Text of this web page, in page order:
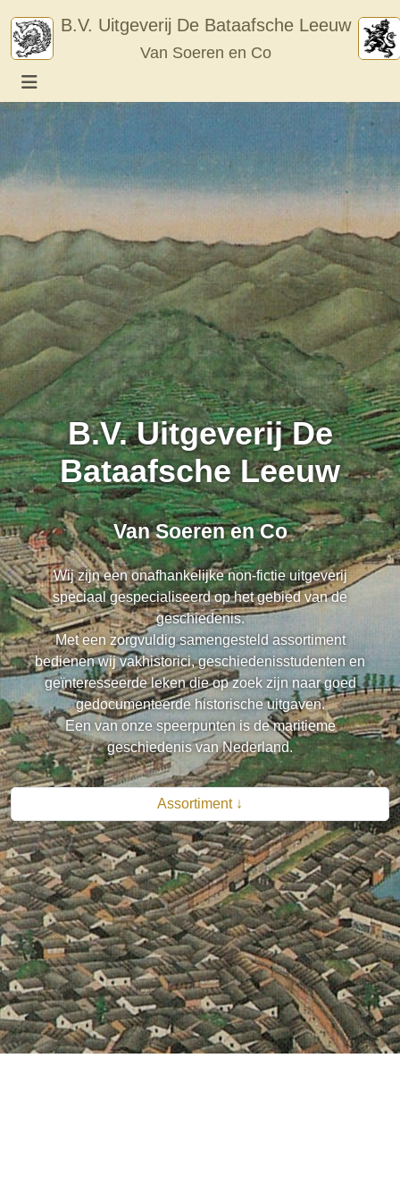
content
B.V. Uitgeverij De Bataafsche Leeuw
Van Soeren en Co
B.V. Uitgeverij De
Bataafsche Leeuw
Van Soeren en Co
Wij zijn een onafhankelijke non-fictie uitgeverij
speciaal gespecialiseerd op het gebied van de
geschiedenis.
Met een zorgvuldig samengesteld assortiment
bedienen wij vakhistorici, geschiedenisstudenten en
geïnteresseerde leken die op zoek zijn naar goed
gedocumenteerde historische uitgaven.
Een van onze speerpunten is de maritieme
geschiedenis van Nederland.
Assortiment ↓